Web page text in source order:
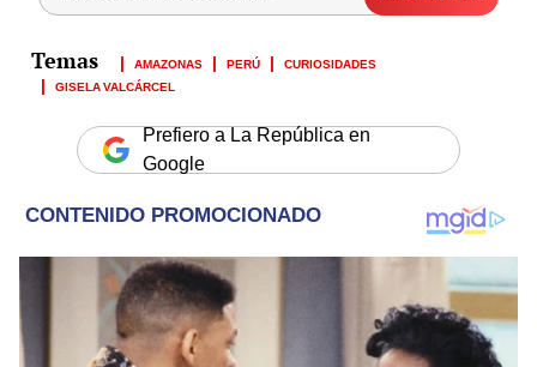
AMAZONAS PERÚ
CURIOSIDADES
GISELA VALCÁRCEL
Prefiero a La República en
Google